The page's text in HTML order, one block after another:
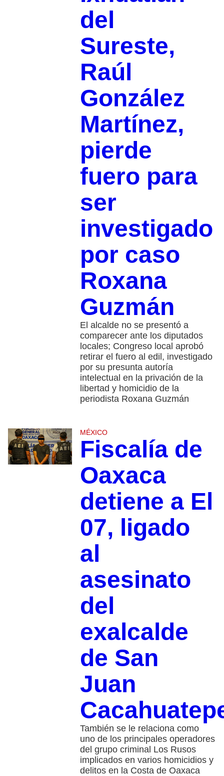
del
Sureste,
Raúl
González
Martínez,
pierde
fuero para
ser
investigado
por caso
Roxana
Guzmán
El alcalde no se presentó a
comparecer ante los diputados
locales; Congreso local aprobó
retirar el fuero al edil, investigado
por su presunta autoría
intelectual en la privación de la
libertad y homicidio de la
periodista Roxana Guzmán
MÉXICO
Fiscalía de
Oaxaca
detiene a El
07, ligado
al
asesinato
del
exalcalde
de San
Juan
También se le relaciona como
uno de los principales operadores
del grupo criminal Los Rusos
implicados en varios homicidios y
delitos en la Costa de Oaxaca